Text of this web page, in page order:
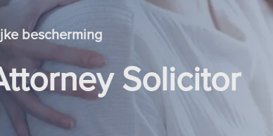
bescherming
Solicitor